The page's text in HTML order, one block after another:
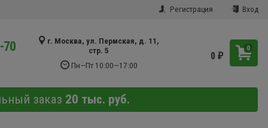
Регистрация Вход
70
г. Москва, ул. Пермская, д. 11,
стр. 5
Пн—Пт 10:00—17:00
0
0₽
заказ 20 тыс. руб.